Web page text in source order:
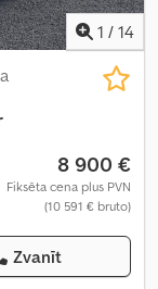
1 / 14
8 900 €
Fiksēta cena plus PVN
(10 591 € bruto)
Zvanīt